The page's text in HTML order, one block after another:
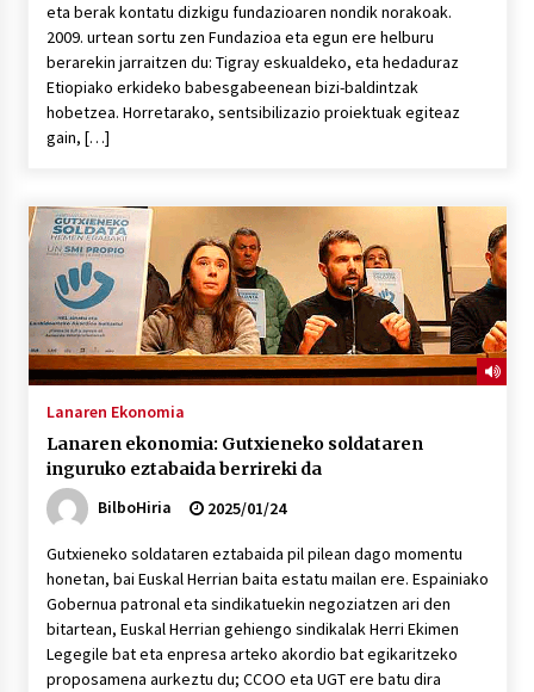
eta berak kontatu dizkigu fundazioaren nondik norakoak.
2009. urtean sortu zen Fundazioa eta egun ere helburu
berarekin jarraitzen du: Tigray eskualdeko, eta hedaduraz
Etiopiako erkideko babesgabeenean bizi-baldintzak
hobetzea. Horretarako, sentsibilizazio proiektuak egiteaz
gain, […]
Lanaren Ekonomia
Lanaren ekonomia: Gutxieneko soldataren
inguruko eztabaida berrireki da
BilboHiria
2025/01/24
Gutxieneko soldataren eztabaida pil pilean dago momentu
honetan, bai Euskal Herrian baita estatu mailan ere. Espainiako
Gobernua patronal eta sindikatuekin negoziatzen ari den
bitartean, Euskal Herrian gehiengo sindikalak Herri Ekimen
Legegile bat eta enpresa arteko akordio bat egikaritzeko
proposamena aurkeztu du; CCOO eta UGT ere batu dira